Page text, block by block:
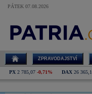
PÁTEK 07.08.2026
ZPRAVODAJSTVÍ
PX 2 785,07 -0,71% DAX 26